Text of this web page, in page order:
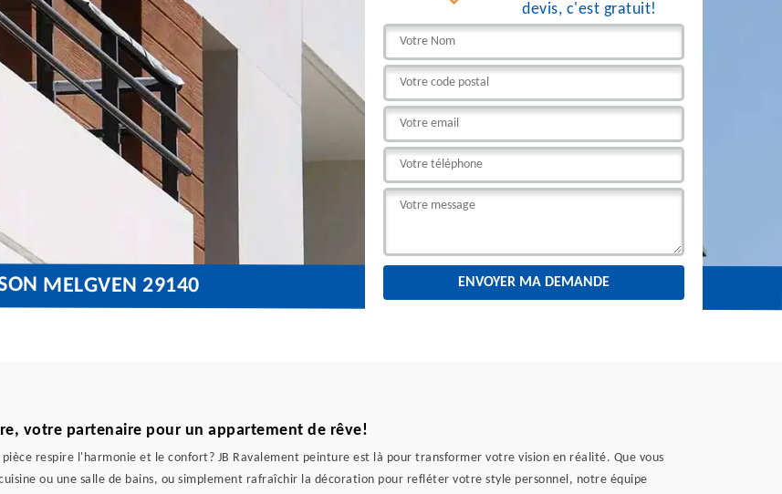
devis, c'est gratuit!
MELGVEN 29140
votre partenaire pour un appartement de rêve!
respire l'harmonie et le confort? JB Ravalement peinture est là pour transformer votre vision en réalité. Que vous
ou une salle de bains, ou simplement rafraîchir la décoration pour refléter votre style personnel, notre équipe